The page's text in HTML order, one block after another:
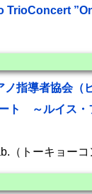
TrioConcert
指導者協会（
ト ～ルイス・
（トーキョーコ